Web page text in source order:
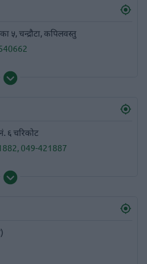
५, चन्द्रौटा, कपिलवस्तु
६ चरिकोट
, 049-421887